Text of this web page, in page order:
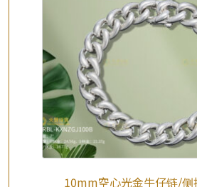
產品查詢
*你的名字
公司名稱
*e-mail
*聯絡電話
10mm空心光金牛仔链/侧